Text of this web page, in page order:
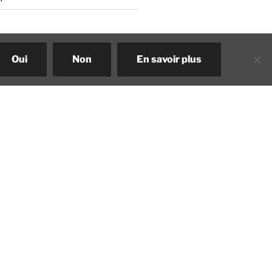
Oui Non En savoir plus